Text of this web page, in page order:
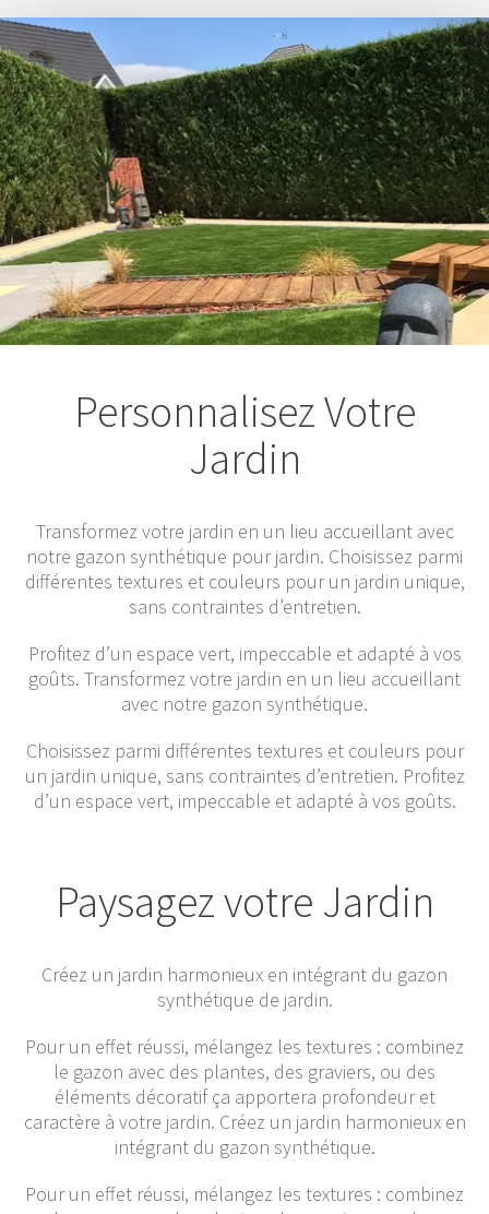
Personnalisez Votre
Jardin
Transformez votre jardin en un lieu accueillant avec
notre gazon synthétique pour jardin. Choisissez parmi
différentes textures et couleurs pour un jardin unique,
sans contraintes d’entretien.
Profitez d’un espace vert, impeccable et adapté à vos
goûts. Transformez votre jardin en un lieu accueillant
avec notre gazon synthétique.
Choisissez parmi différentes textures et couleurs pour
un jardin unique, sans contraintes d’entretien. Profitez
d’un espace vert, impeccable et adapté à vos goûts.
Paysagez votre Jardin
Créez un jardin harmonieux en intégrant du gazon
synthétique de jardin.
Pour un effet réussi, mélangez les textures : combinez
le gazon avec des plantes, des graviers, ou des
éléments décoratif ça apportera profondeur et
caractère à votre jardin. Créez un jardin harmonieux en
intégrant du gazon synthétique.
Pour un effet réussi, mélangez les textures : combinez